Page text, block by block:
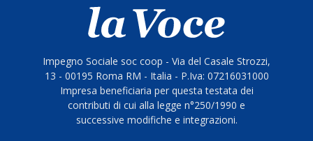
Impegno Sociale soc coop - Via del Casale Strozzi,
13 - 00195 Roma RM - Italia - P.Iva: 07216031000
Impresa beneficiaria per questa testata dei
contributi di cui alla legge n°250/1990 e
successive modifiche e integrazioni.